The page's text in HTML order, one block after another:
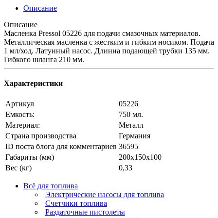
Описание
Описание
Масленка Pressol 05226 для подачи смазочных материалов.
Металлическая масленка с жестким и гибким носиком. Подача
1 мл/ход. Латунный насос. Длинна подающей трубки 135 мм.
Гибкого шланга 210 мм.
Характеристики
Артикул
05226
Емкость:
750 мл.
Материал:
Металл
Страна производства
Германия
ID поста блога для комментариев 36595
Габариты (мм)
200х150х100
Вес (кг)
0,33
Всё для топлива
Электрические насосы для топлива
Счетчики топлива
Раздаточные пистолеты